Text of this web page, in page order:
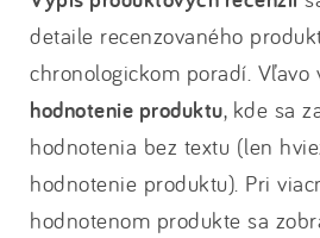
detaile recenzovaného
chronologickom poradí. Vľavo
hodnotenie produktu, kde sa
hodnotenia bez textu (len
hodnotenie produktu). Pri
hodnotenom produkte sa